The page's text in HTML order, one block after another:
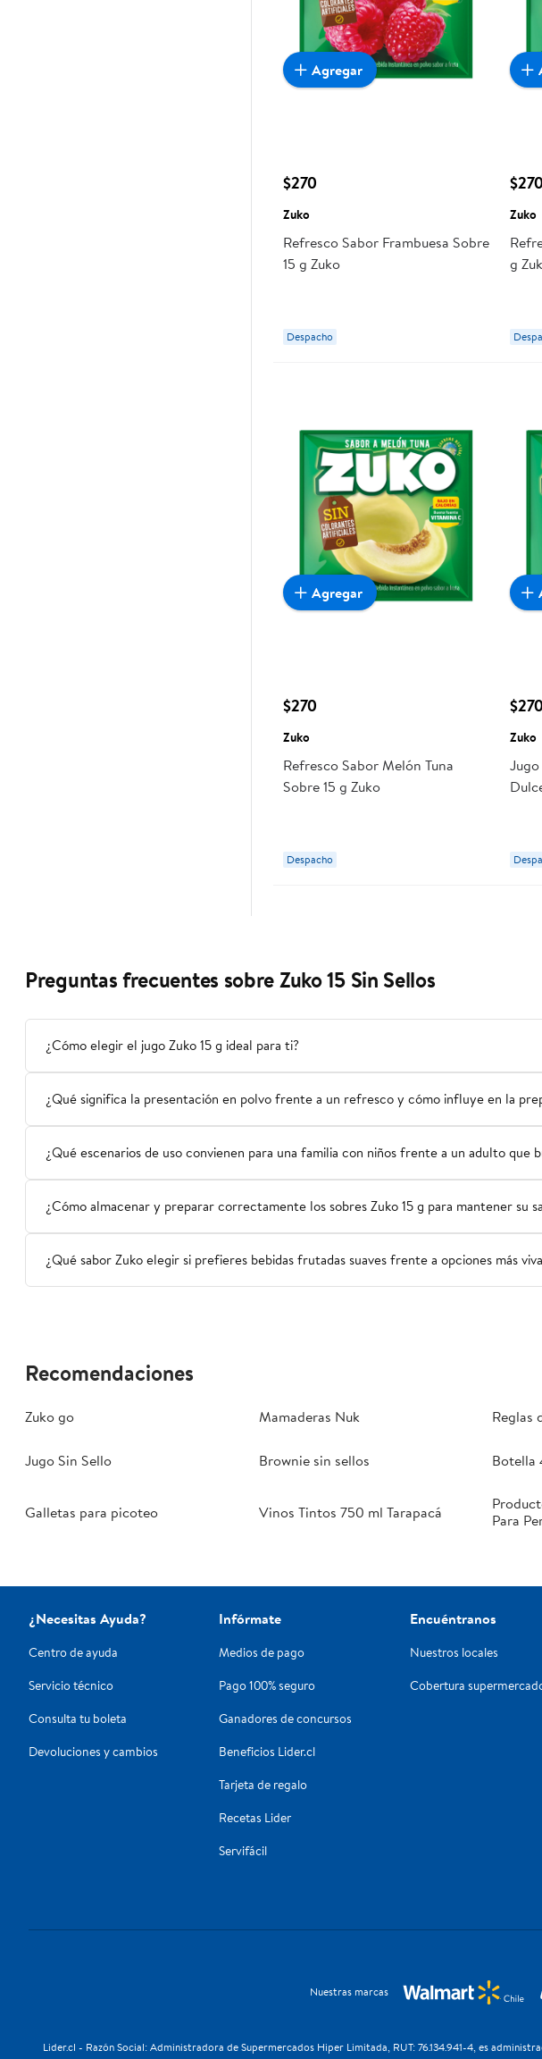
$270
Zuko
Refresco Sabor Frambuesa Sobre
15 g Zuko
Despacho
Agregar
$270
Zuko
g
$270
Zuko
Refresco Sabor Melón Tuna
Sobre 15 g Zuko
Despacho
Agregar
$270
Zuko
Preguntas frecuentes sobre Zuko 15 Sin Sellos
¿Cómo elegir el jugo Zuko 15 g ideal para ti?
¿Qué significa la presentación en polvo frente a un refresco y cómo influye en la
¿Qué escenarios de uso convienen para una familia con niños frente a un adulto que
¿Cómo almacenar y preparar correctamente los sobres Zuko 15 g para mantener su
¿Qué sabor Zuko elegir si prefieres bebidas frutadas suaves frente a opciones más
Recomendaciones
Zuko go Mamaderas Nuk Reglas
Jugo Sin Sello Brownie sin sellos Botella
Galletas para picoteo Vinos Tintos 750 ml Tarapacá
Para
¿Necesitas Ayuda?
Centro de ayuda
Servicio técnico
Consulta tu boleta
Devoluciones y cambios
Infórmate
Medios de pago
Pago 100% seguro
Ganadores de concursos
Beneficios Lider.cl
Tarjeta de regalo
Recetas Lider
Servifácil
Encuéntranos
Nuestros locales
Cobertura
Nuestras marcas
Lider.cl - Razón Social: Administradora de Supermercados Hiper Limitada, RUT: 76.134.941-4, es